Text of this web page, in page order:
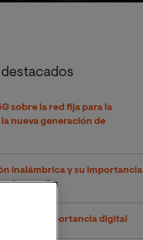
sobre la red fija para la
nueva generación de
inalámbrica y su importancia
desarrollo
y su importancia digital